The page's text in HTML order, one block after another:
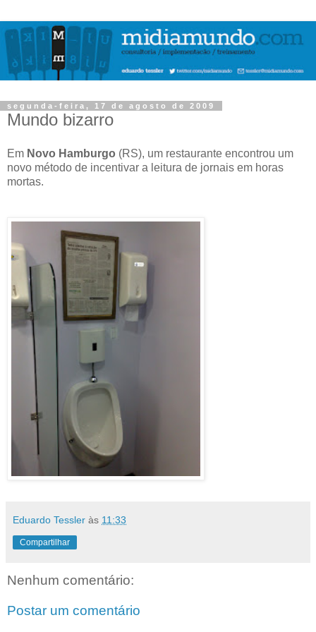
segunda-feira, 17 de agosto de 2009
Mundo bizarro
Em Novo Hamburgo (RS), um restaurante encontrou um
novo método de incentivar a leitura de jornais em horas
mortas.
Eduardo Tessler às 11:33
Compartilhar
Nenhum comentário:
Postar um comentário